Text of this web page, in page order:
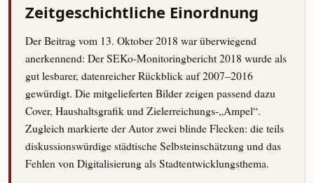
Zeitgeschichtliche Einordnung
Der Beitrag vom 13. Oktober 2018 war überwiegend
anerkennend: Der SEKo-Monitoringbericht 2018 wurde als
gut lesbarer, datenreicher Rückblick auf 2007–2016
gewürdigt. Die mitgelieferten Bilder zeigen passend dazu
Cover, Haushaltsgrafik und Zielerreichungs-„Ampel“.
Zugleich markierte der Autor zwei blinde Flecken: die teils
diskussionswürdige städtische Selbsteinschätzung und das
Fehlen von Digitalisierung als Stadtentwicklungsthema.